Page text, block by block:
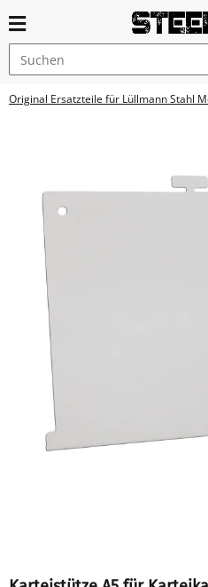
Original Ersatzteile für Lüllmann Stahl